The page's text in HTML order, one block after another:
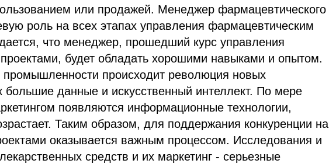
или продажей. Менеджер фармацевтического
роль на всех этапах управления фармацевтическим
что менеджер, прошедший курс управления
будет обладать хорошими навыками и опытом.
происходит революция новых
большие данные и искусственный интеллект. По мере
появляются информационные технологии,
Таким образом, для поддержания конкуренции на
оказывается важным процессом. Исследования и
средств и их маркетинг - серьезные